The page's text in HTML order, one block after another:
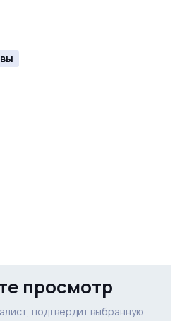
просмотр
подтвердит выбранную